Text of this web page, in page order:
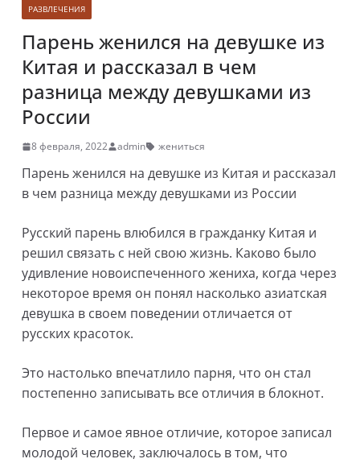
РАЗВЛЕЧЕНИЯ
Парень женился на девушке из
Китая и рассказал в чем
разница между девушками из
России
8 февраля, 2022 admin жениться
Парень женился на девушке из Китая и рассказал
в чем разница между девушками из России
Русский парень влюбился в гражданку Китая и
решил связать с ней свою жизнь. Каково было
удивление новоиспеченного жениха, когда через
некоторое время он понял насколько азиатская
девушка в своем поведении отличается от
русских красоток.
Это настолько впечатлило парня, что он стал
постепенно записывать все отличия в блокнот.
Первое и самое явное отличие, которое записал
молодой человек, заключалось в том, что